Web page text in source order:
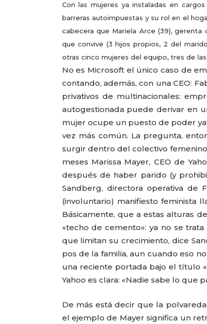
Con las mujeres ya instaladas en
barreras autoimpuestas y su rol en el
cabecera que Mariela Arce (39),
que convive (3 hijos propios, 2 del
otras cinco mujeres del equipo, tres de
No es Microsoft el único caso de
contando, además, con una CEO:
privativos de multinacionales:
autogestionada puede derivar en
mujer ocupe un puesto de poder
vez más común. La pregunta,
surgir dentro del colectivo
meses Marissa Mayer, CEO de
después de haber parido (y
Sandberg, directora operativa de
(involuntario) manifiesto feminista
Básicamente, que a estas alturas
«techo de cemento»: ya no se
que limitan su crecimiento, dice
pos de la familia, aun cuando eso
una reciente portada bajo el título
Yahoo es clara: «Nadie sabe lo que
De más está decir que la
el ejemplo de Mayer significa un